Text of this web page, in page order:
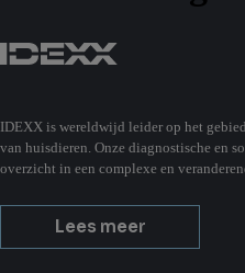
IDEXX is wereldwijd leider op het
van huisdieren. Onze diagnostische en
overzicht in een complexe en
Lees meer